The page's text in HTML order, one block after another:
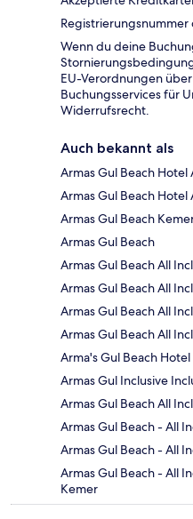
Wenn du deine
EU-Verordnungen
Buchungsservices für
Widerrufsrecht.
Auch bekannt als
Armas Gul Beach Hotel
Armas Gul Beach Hotel
Armas Gul Beach
Armas Gul Beach
Armas Gul Beach All
Armas Gul Beach All
Armas Gul Beach All
Armas Gul Beach All
Arma's Gul Beach Hotel
Armas Gul Inclusive
Armas Gul Beach All
Armas Gul Beach - All
Armas Gul Beach - All
Armas Gul Beach - All
Kemer